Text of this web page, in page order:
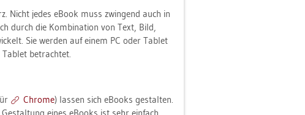
Nicht jedes eBook muss zwin­gend auch in
durch die Kom­bi­na­ti­on von Text, Bild,
Sie wer­den auf einem PC oder Ta­blet
be­trach­tet.
Chro­me) las­sen sich eBooks ge­stal­ten.